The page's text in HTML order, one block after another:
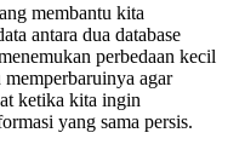
membantu kita
antara dua database
perbedaan kecil
memperbaruinya agar
ketika kita ingin
yang sama persis.